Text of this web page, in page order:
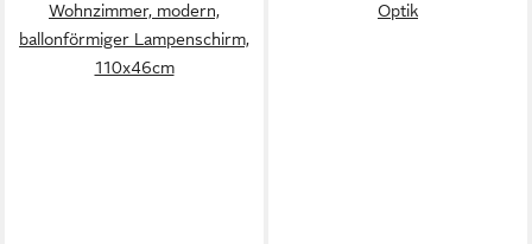
Wohnzimmer, modern,
ballonförmiger Lampenschirm,
110x46cm
Optik